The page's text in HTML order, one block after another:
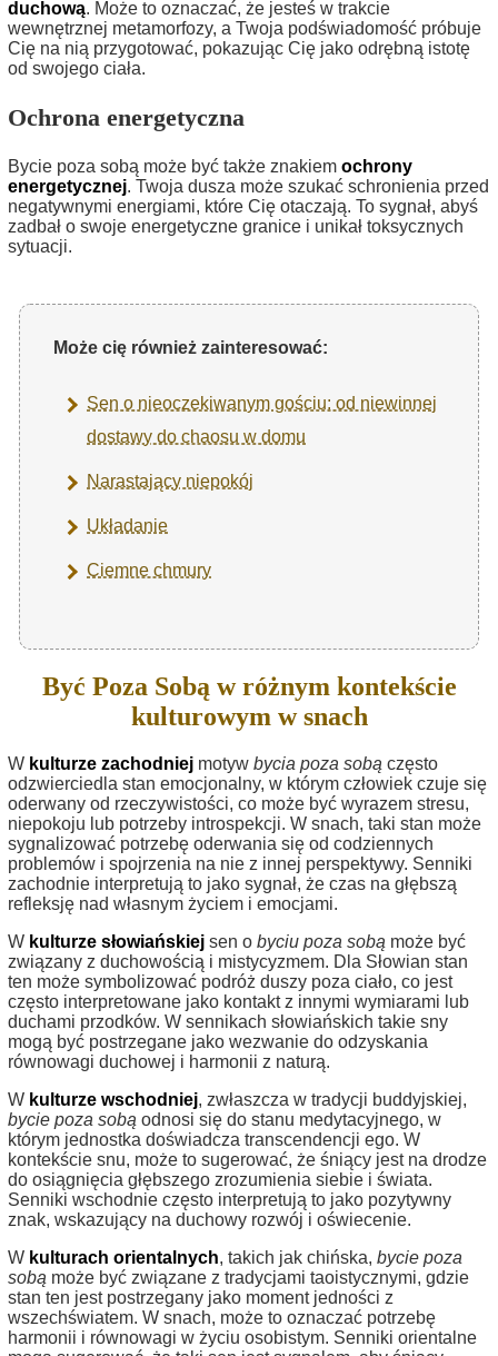
duchową. Może to oznaczać, że jesteś w trakcie
wewnętrznej metamorfozy, a Twoja podświadomość próbuje
Cię na nią przygotować, pokazując Cię jako odrębną istotę
od swojego ciała.
Ochrona energetyczna
Bycie poza sobą może być także znakiem ochrony
energetycznej. Twoja dusza może szukać schronienia przed
negatywnymi energiami, które Cię otaczają. To sygnał, abyś
zadbał o swoje energetyczne granice i unikał toksycznych
sytuacji.
Może cię również zainteresować:
Sen o nieoczekiwanym gościu: od niewinnej
dostawy do chaosu w domu
Narastający niepokój
Układanie
Ciemne chmury
Być Poza Sobą w różnym kontekście
kulturowym w snach
W kulturze zachodniej motyw bycia poza sobą często
odzwierciedla stan emocjonalny, w którym człowiek czuje się
oderwany od rzeczywistości, co może być wyrazem stresu,
niepokoju lub potrzeby introspekcji. W snach, taki stan może
sygnalizować potrzebę oderwania się od codziennych
problemów i spojrzenia na nie z innej perspektywy. Senniki
zachodnie interpretują to jako sygnał, że czas na głębszą
refleksję nad własnym życiem i emocjami.
W kulturze słowiańskiej sen o byciu poza sobą może być
związany z duchowością i mistycyzmem. Dla Słowian stan
ten może symbolizować podróż duszy poza ciało, co jest
często interpretowane jako kontakt z innymi wymiarami lub
duchami przodków. W sennikach słowiańskich takie sny
mogą być postrzegane jako wezwanie do odzyskania
równowagi duchowej i harmonii z naturą.
W kulturze wschodniej, zwłaszcza w tradycji buddyjskiej,
bycie poza sobą odnosi się do stanu medytacyjnego, w
którym jednostka doświadcza transcendencji ego. W
kontekście snu, może to sugerować, że śniący jest na drodze
do osiągnięcia głębszego zrozumienia siebie i świata.
Senniki wschodnie często interpretują to jako pozytywny
znak, wskazujący na duchowy rozwój i oświecenie.
W kulturach orientalnych, takich jak chińska, bycie poza
sobą może być związane z tradycjami taoistycznymi, gdzie
stan ten jest postrzegany jako moment jedności z
wszechświatem. W snach, może to oznaczać potrzebę
harmonii i równowagi w życiu osobistym. Senniki orientalne